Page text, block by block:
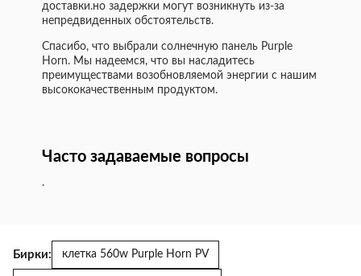
доставки.но задержки могут возникнуть из-за
непредвиденных обстоятельств.
Спасибо, что выбрали солнечную панель Purple
Horn. Мы надеемся, что вы насладитесь
преимуществами возобновляемой энергии с нашим
высококачественным продуктом.
Часто задаваемые вопросы
.
Бирки: клетка 560w Purple Horn PV